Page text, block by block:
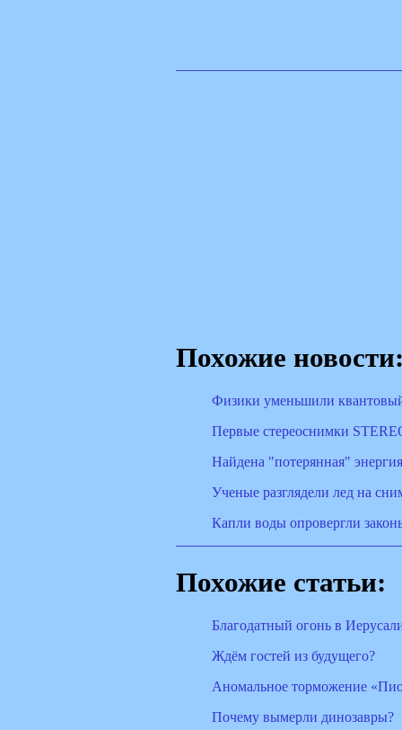
Похожие
Физики уменьшили
Первые стереоснимки
Найдена "потерянная"
Ученые разглядели лед на
Капли воды опровергли
Похожие статьи:
Благодатный огонь в
Ждём гостей из будущего?
Аномальное торможение
Почему вымерли динозавры?